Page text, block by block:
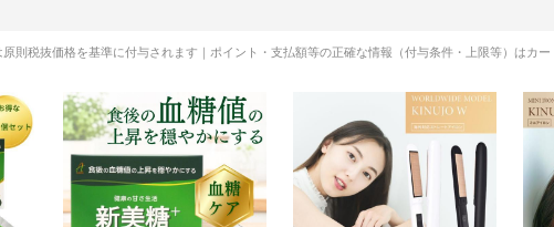
原則税抜価格を基準に付与されます｜ポイント・支払額等の正確な情報（付与条件・上限等）はカ